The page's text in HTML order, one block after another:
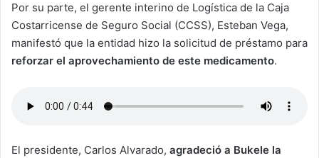
Por su parte, el gerente interino de Logística de la Caja
Costarricense de Seguro Social (CCSS), Esteban Vega,
manifestó que la entidad hizo la solicitud de préstamo para
reforzar el aprovechamiento de este medicamento.
El presidente, Carlos Alvarado, agradeció a Bukele la